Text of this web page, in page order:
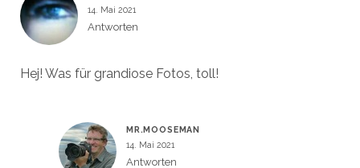
14. Mai 2021
Antworten
Hej! Was für grandiose Fotos, toll!
MR.MOOSEMAN
14. Mai 2021
Antworten